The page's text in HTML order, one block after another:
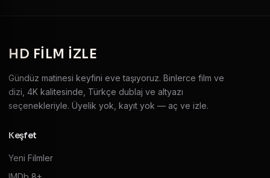
HD FILM IZLE
Gündüz matinesi keyfini eve taşıyoruz. Binlerce film ve
dizi, 4K kalitesinde, Türkçe dublaj ve altyazı
seçenekleriyle. Üyelik yok, kayıt yok — aç ve izle.
Keşfet
Yeni Filmler